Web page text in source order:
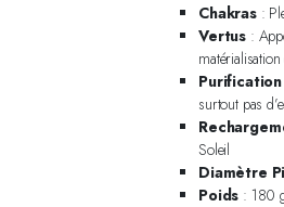
Chakras:
Vertus :
Purification
surtout pas
Soleil
Diamètre
Poids : 180